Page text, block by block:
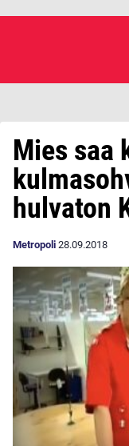
Mies saa
hulvaton
Metropoli 28.09.2018